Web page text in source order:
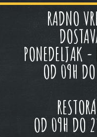
RADNO
PONEDELJAK -
OD 09H
OD 09H DO